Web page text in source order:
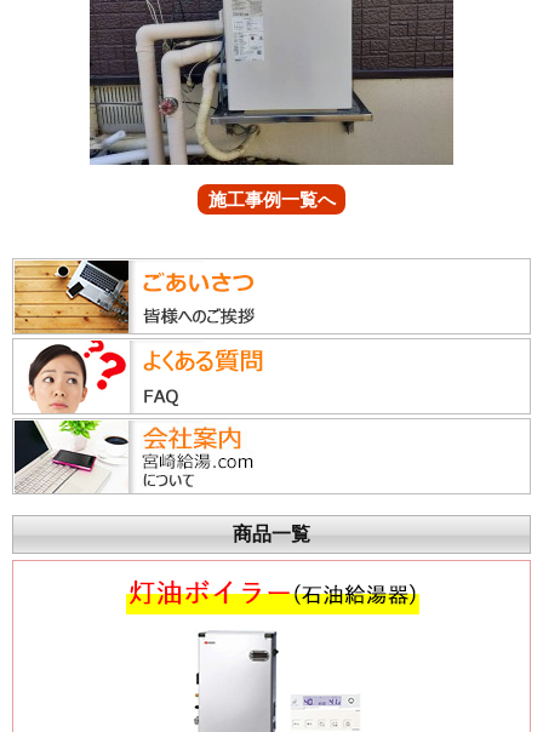
施工事例一覧へ
商品一覧